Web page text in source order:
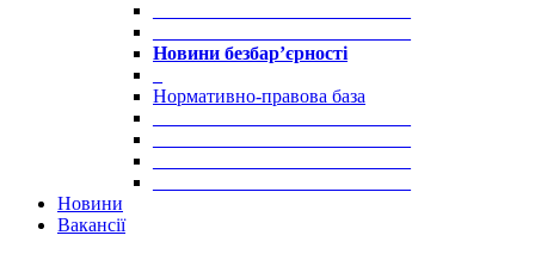
Новини безбар’єрності
Нормативно-правова база
Новини
Вакансії